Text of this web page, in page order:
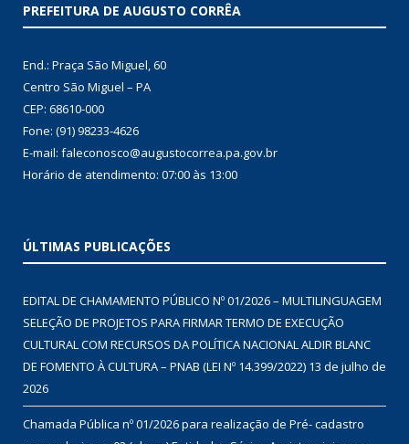
PREFEITURA DE AUGUSTO CORRÊA
End.: Praça São Miguel, 60
Centro São Miguel – PA
CEP: 68610-000
Fone: (91) 98233-4626
E-mail: faleconosco@augustocorrea.pa.gov.br
Horário de atendimento: 07:00 às 13:00
ÚLTIMAS PUBLICAÇÕES
EDITAL DE CHAMAMENTO PÚBLICO Nº 01/2026 – MULTILINGUAGEM
SELEÇÃO DE PROJETOS PARA FIRMAR TERMO DE EXECUÇÃO
CULTURAL COM RECURSOS DA POLÍTICA NACIONAL ALDIR BLANC
DE FOMENTO À CULTURA – PNAB (LEI Nº 14.399/2022) 13 de julho de
2026
Chamada Pública nº 01/2026 para realização de Pré- cadastro